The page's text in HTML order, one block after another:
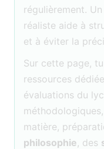
régulièrement. Un
réaliste aide à
et à éviter la
Sur cette page,
ressources
évaluations du
méthodologiques,
matière,
philosophie, des